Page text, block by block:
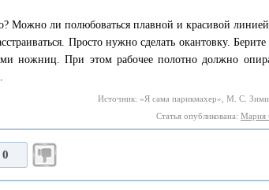
Можно ли полюбоваться плавной и красивой линией
Просто нужно сделать окантовку.
ножниц. При этом рабочее полотно должно
Источник: «Я сама парикмахер», М. С.
Статья опубликована: Мария
0